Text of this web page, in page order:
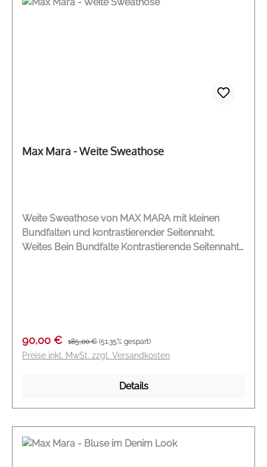
Max Mara - Weite Sweathose
Weite Sweathose von MAX MARA mit kleinen
Bundfalten und kontrastierender Seitennaht.
Weites Bein Bundfalte Kontrastierende Seitennaht
Verkaufspreis:
90,00 € Regulärer Preis:
185,00 € (51.35% gespart)
Preise inkl. MwSt. zzgl. Versandkosten
Details